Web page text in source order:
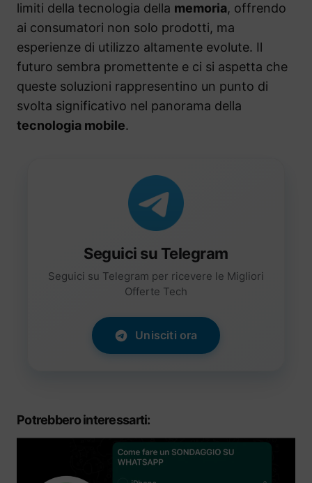
limiti della tecnologia della memoria, offrendo
ai consumatori non solo prodotti, ma
esperienze di utilizzo altamente evolute. Il
futuro sembra promettente e ci si aspetta che
queste soluzioni rappresentino un punto di
svolta significativo nel panorama della
tecnologia mobile.
Seguici su Telegram
Seguici su Telegram per ricevere le Migliori
Offerte Tech
Unisciti ora
Potrebbero interessarti: